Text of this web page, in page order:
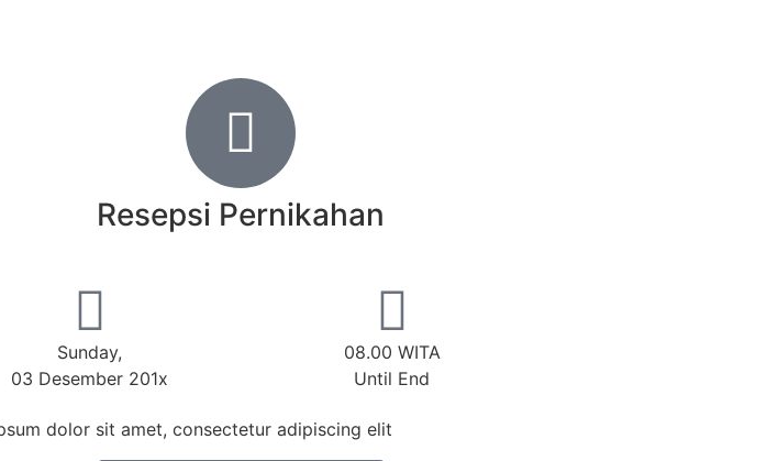
Resepsi Pernikahan
Sunday,
03 Desember 201x
08.00 WITA
Until End
dolor sit amet, consectetur adipiscing elit